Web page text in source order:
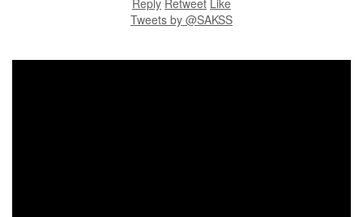
Tweets by @SAKSS